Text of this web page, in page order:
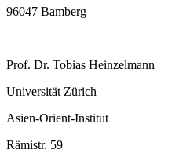
96047 Bamberg
Prof. Dr. Tobias Heinzelmann
Universität Zürich
Asien-Orient-Institut
Rämistr. 59